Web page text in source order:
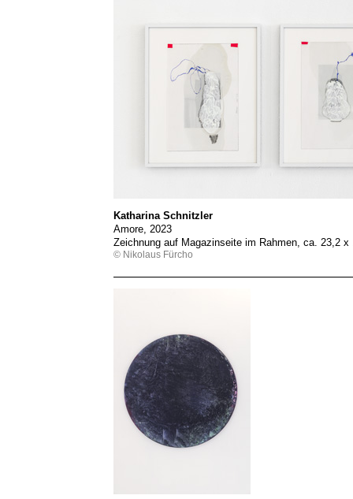
Katharina Schnitzler
Amore, 2023
Zeichnung auf Magazinseite im Rahmen, ca. 23,2
© Nikolaus Fürcho